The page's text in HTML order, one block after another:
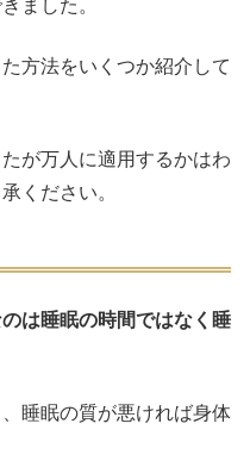
ました。
方法をいくつか紹介して
が万人に適用するかはわ
ください。
は睡眠の時間ではなく睡
睡眠の質が悪ければ身体